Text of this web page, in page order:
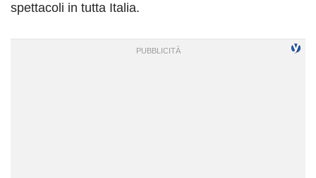
spettacoli in tutta Italia.